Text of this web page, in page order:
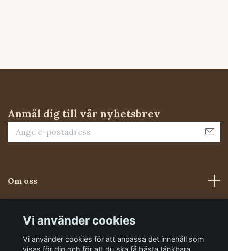
Anmäl dig till vår nyhetsbrev
Om oss
Sociala medier
Vi använder cookies
Vi använder cookies för att anpassa det innehåll som
visas för dig och för att du ska få bästa tänkbara